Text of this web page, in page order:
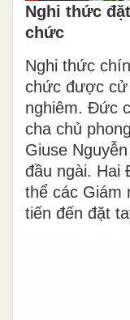
Nghi thức
chức
Nghi thức
chức được cử
nghiêm. Đức
cha chủ
Giuse
đầu ngài. Hai
thể các Giám
tiến đến đặt